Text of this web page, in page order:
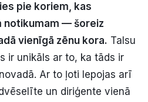
pie koriem, kas
notikumam — šoreiz
vienīgā zēnu kora. Talsu
ir unikāls ar to, ka tāds ir
Ar to ļoti lepojas arī
un diriģente vienā